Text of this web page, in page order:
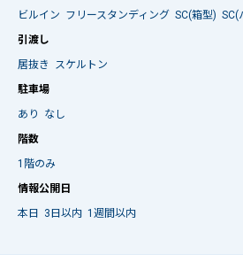
ビルイン フリースタンディング SC(箱型) SC(
引渡し
居抜き
スケルトン
駐車場
あり
なし
階数
1階のみ
情報公開日
本日 3日以内 1週間以内